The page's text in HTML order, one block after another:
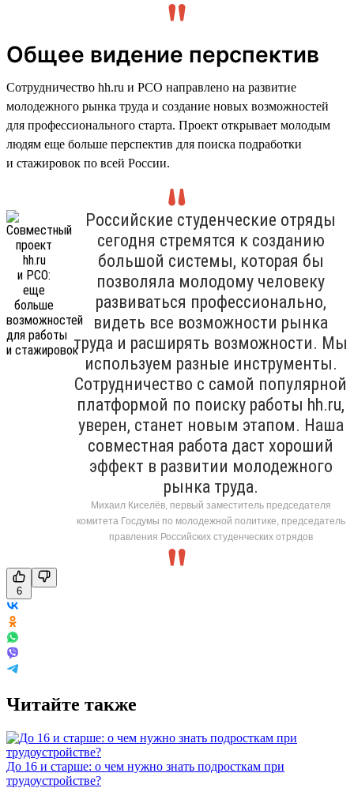
Общее видение перспектив
Сотрудничество hh.ru и РСО направлено на развитие
молодежного рынка труда и создание новых возможностей
для профессионального старта. Проект открывает молодым
людям еще больше перспектив для поиска подработки
и стажировок по всей России.
Российские студенческие отряды
сегодня стремятся к созданию
большой системы, которая бы
позволяла молодому человеку
развиваться профессионально,
видеть все возможности рынка
труда и расширять возможности. Мы
используем разные инструменты.
Сотрудничество с самой популярной
платформой по поиску работы hh.ru,
уверен, станет новым этапом. Наша
совместная работа даст хороший
эффект в развитии молодежного
рынка труда.
Михаил Киселёв, первый заместитель председателя
комитета Госдумы по молодежной политике, председатель
правления Российских студенческих отрядов
6
Читайте также
До 16 и старше: о чем нужно знать подросткам при
трудоустройстве?